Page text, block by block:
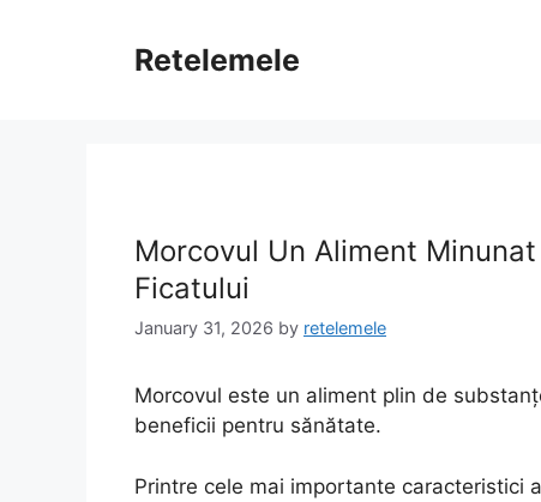
Retelemele
Morcovul Un Aliment
Ficatului
January 31, 2026 by retelemele
Morcovul este un aliment plin de
beneficii pentru sănătate.
Printre cele mai importante caracteristici